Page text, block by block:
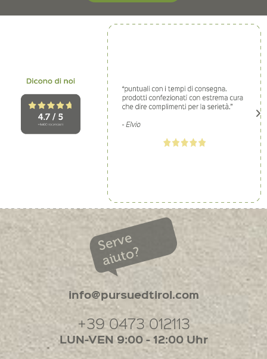
Serve
aiuto?
info@pursuedtirol.com
+39 0473 012113
LUN-VEN 9:00 - 12:00 Uhr